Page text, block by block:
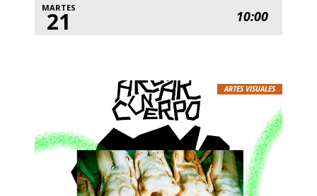
MARTES
21 10:00
ARTES VISUALES